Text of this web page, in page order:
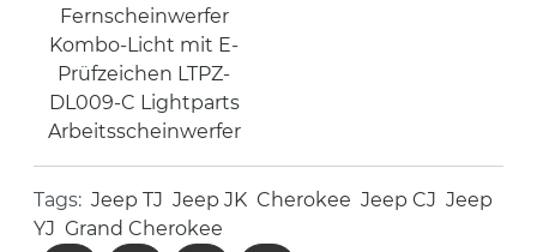
Fernscheinwerfer
Kombo-Licht mit E-
Prüfzeichen LTPZ-
DL009-C Lightparts
Arbeitsscheinwerfer
Tags: Jeep TJ Jeep JK Cherokee Jeep CJ Jeep
YJ Grand Cherokee